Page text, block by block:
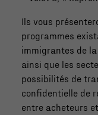
Ils vous
programmes
immigrantes de
ainsi que les
possibilités de
confidentielle de
entre acheteurs